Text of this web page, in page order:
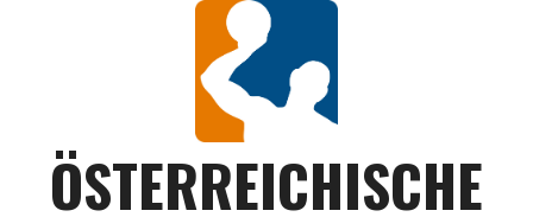
ÖSTERREICHISCHE